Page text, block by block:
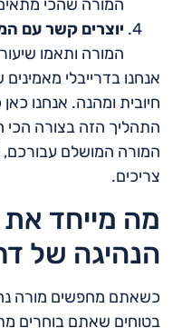
המורה שהכי
יוצרים קשר עם
המורה ותאמו שיעור
אנחנו בדרייבלי
חיובית ומהנה. אנחנו
התהליך הזה בצורה
המורה המושלם עבורכם,
צריכים.
מה מייחד את
הנהיגה של
כשאתם מחפשים מורה
בטוחים שאתם בוחרים